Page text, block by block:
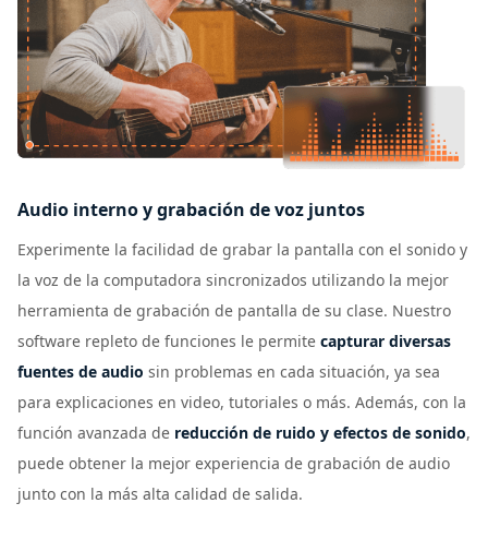
Audio interno y grabación de voz juntos
Experimente la facilidad de grabar la pantalla con el sonido y
la voz de la computadora sincronizados utilizando la mejor
herramienta de grabación de pantalla de su clase. Nuestro
software repleto de funciones le permite capturar diversas
fuentes de audio sin problemas en cada situación, ya sea
para explicaciones en video, tutoriales o más. Además, con la
función avanzada de reducción de ruido y efectos de sonido,
puede obtener la mejor experiencia de grabación de audio
junto con la más alta calidad de salida.